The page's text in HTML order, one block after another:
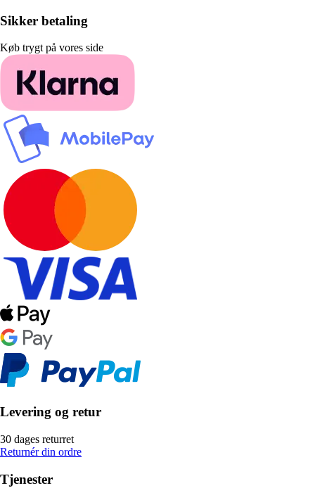
Sikker betaling
Køb trygt på vores side
Levering og retur
30 dages returret
Returnér din ordre
Tjenester